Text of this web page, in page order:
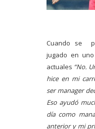
Cuando se
jugado en
actuales “No.
hice en mi
ser manager
Eso ayudó
día como
anterior y mi